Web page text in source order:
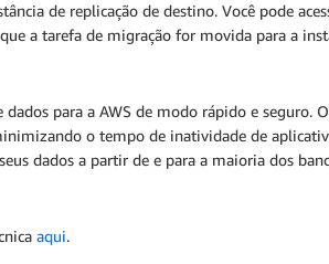
de replicação de destino. Você pode
a tarefa de migração for movida para a
para a AWS de modo rápido e seguro.
o tempo de inatividade de
dados a partir de e para a maioria dos
aqui.